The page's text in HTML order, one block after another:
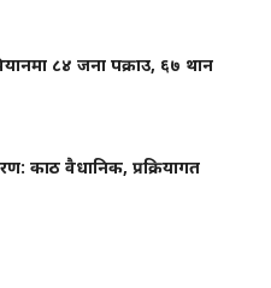
८४ जना पक्राउ, ६७ थान
काठ वैधानिक, प्रक्रियागत